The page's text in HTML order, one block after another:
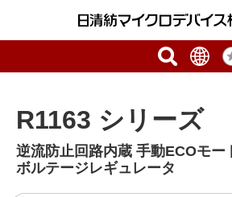
R1163 シリーズ
逆流防止回路内蔵 手動ECOモー
ボルテージレギュレータ